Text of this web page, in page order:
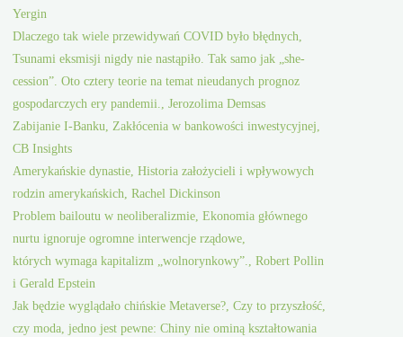
Yergin
Dlaczego tak wiele przewidywań COVID było błędnych,
Tsunami eksmisji nigdy nie nastąpiło. Tak samo jak „she-
cession”. Oto cztery teorie na temat nieudanych prognoz
gospodarczych ery pandemii., Jerozolima Demsas
Zabijanie I-Banku, Zakłócenia w bankowości inwestycyjnej,
CB Insights
Amerykańskie dynastie, Historia założycieli i wpływowych
rodzin amerykańskich, Rachel Dickinson
Problem bailoutu w neoliberalizmie, Ekonomia głównego
nurtu ignoruje ogromne interwencje rządowe,
których wymaga kapitalizm „wolnorynkowy”., Robert Pollin
i Gerald Epstein
Jak będzie wyglądało chińskie Metaverse?, Czy to przyszłość,
czy moda, jedno jest pewne: Chiny nie ominą kształtowania